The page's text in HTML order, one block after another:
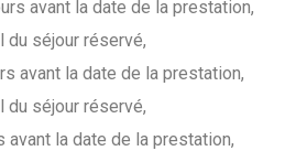
avant la date de la prestation,
du séjour réservé,
avant la date de la prestation,
du séjour réservé,
avant la date de la prestation,